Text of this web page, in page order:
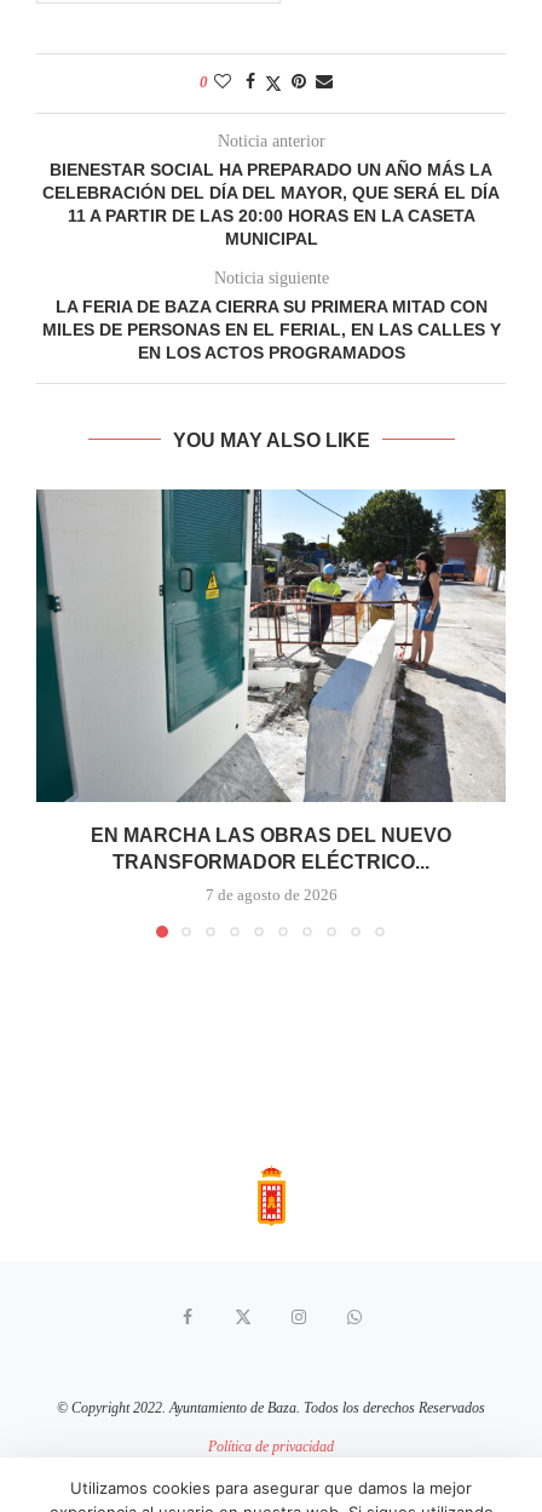
0
Noticia anterior
BIENESTAR SOCIAL HA PREPARADO UN AÑO MÁS LA
CELEBRACIÓN DEL DÍA DEL MAYOR, QUE SERÁ EL DÍA
11 A PARTIR DE LAS 20:00 HORAS EN LA CASETA
MUNICIPAL
Noticia siguiente
LA FERIA DE BAZA CIERRA SU PRIMERA MITAD CON
MILES DE PERSONAS EN EL FERIAL, EN LAS CALLES Y
EN LOS ACTOS PROGRAMADOS
YOU MAY ALSO LIKE
EN MARCHA LAS OBRAS DEL NUEVO
TRANSFORMADOR ELÉCTRICO...
7 de agosto de 2026
© Copyright 2022. Ayuntamiento de Baza. Todos los derechos Reservados
Política de privacidad
Política de cookies
Utilizamos cookies para asegurar que damos la mejor